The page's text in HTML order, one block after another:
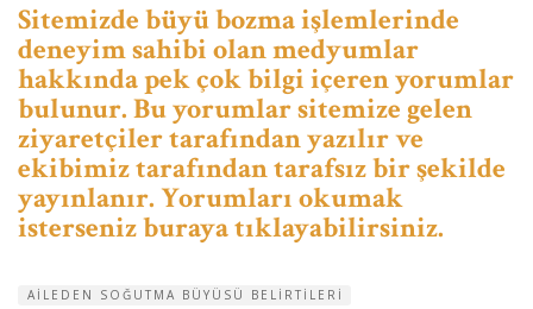
Sitemizde büyü bozma işlemlerinde
deneyim sahibi olan medyumlar
hakkında pek çok bilgi içeren yorumlar
bulunur. Bu yorumlar sitemize gelen
ziyaretçiler tarafından yazılır ve
ekibimiz tarafından tarafsız bir şekilde
yayınlanır. Yorumları okumak
isterseniz buraya tıklayabilirsiniz.
AILEDEN SOĞUTMA BÜYÜSÜ BELIRTILERI